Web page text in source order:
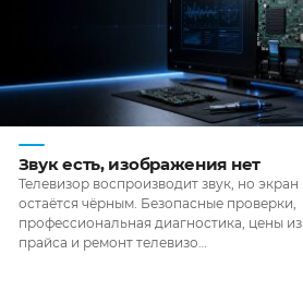
Звук есть, изображения нет
Телевизор воспроизводит звук, но экран
остаётся чёрным. Безопасные проверки,
профессиональная диагностика, цены из
прайса и ремонт телевизо…